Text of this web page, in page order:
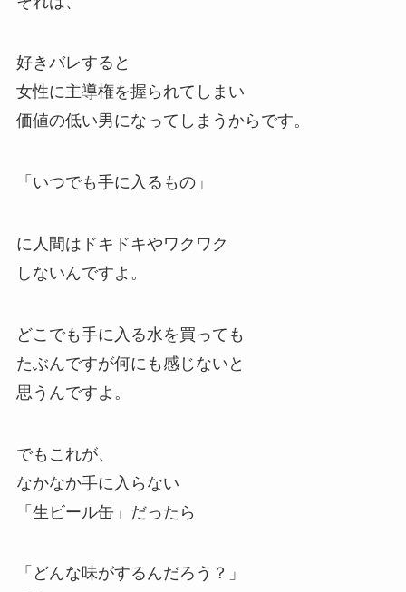
好きバレすると
女性に主導権を握られてしまい
価値の低い男になってしまうからです。
「いつでも手に入るもの」
に人間はドキドキやワクワク
しないんですよ。
どこでも手に入る水を買っても
たぶんですが何にも感じないと
思うんですよ。
でもこれが、
なかなか手に入らない
「生ビール缶」だったら
「どんな味がするんだろう？」